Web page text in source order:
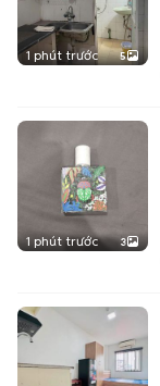
1 phút trước 5
1 phút trước 3